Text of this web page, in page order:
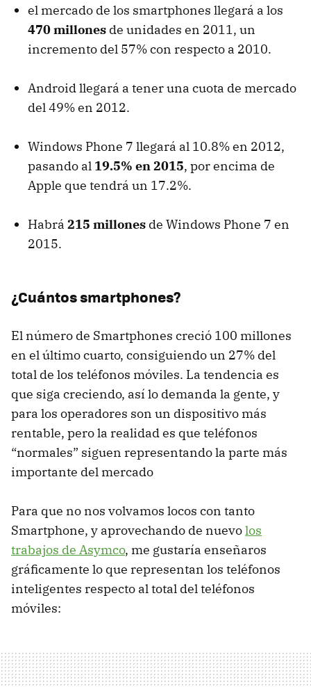
el mercado de los smartphones llegará a los
470 millones de unidades en 2011, un
incremento del 57% con respecto a 2010.
Android llegará a tener una cuota de mercado
del 49% en 2012.
Windows Phone 7 llegará al 10.8% en 2012,
pasando al 19.5% en 2015, por encima de
Apple que tendrá un 17.2%.
Habrá 215 millones de Windows Phone 7 en
2015.
¿Cuántos smartphones?
El número de Smartphones creció 100 millones
en el último cuarto, consiguiendo un 27% del
total de los teléfonos móviles. La tendencia es
que siga creciendo, así lo demanda la gente, y
para los operadores son un dispositivo más
rentable, pero la realidad es que teléfonos
“normales” siguen representando la parte más
importante del mercado
Para que no nos volvamos locos con tanto
Smartphone, y aprovechando de nuevolos
trabajos de Asymco, me gustaría enseñaros
gráficamente lo que representan los teléfonos
inteligentes respecto al total del teléfonos
móviles: